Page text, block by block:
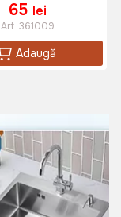
65 lei
Art: 361009
Adaugă